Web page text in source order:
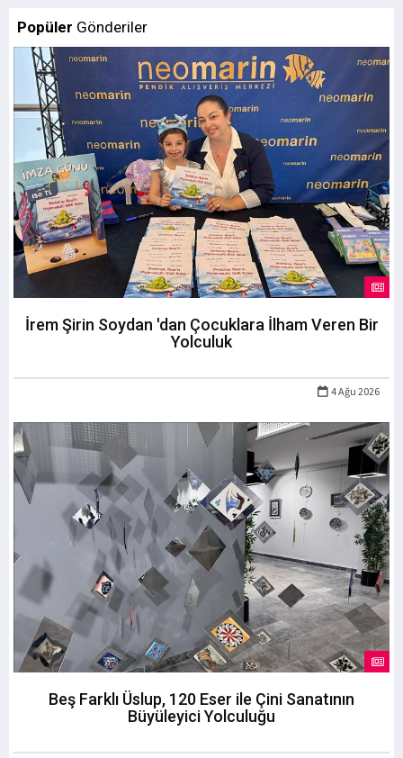
Popüler Gönderiler
İrem Şirin Soydan 'dan Çocuklara İlham Veren Bir
Yolculuk
4 Ağu 2026
Beş Farklı Üslup, 120 Eser ile Çini Sanatının
Büyüleyici Yolculuğu